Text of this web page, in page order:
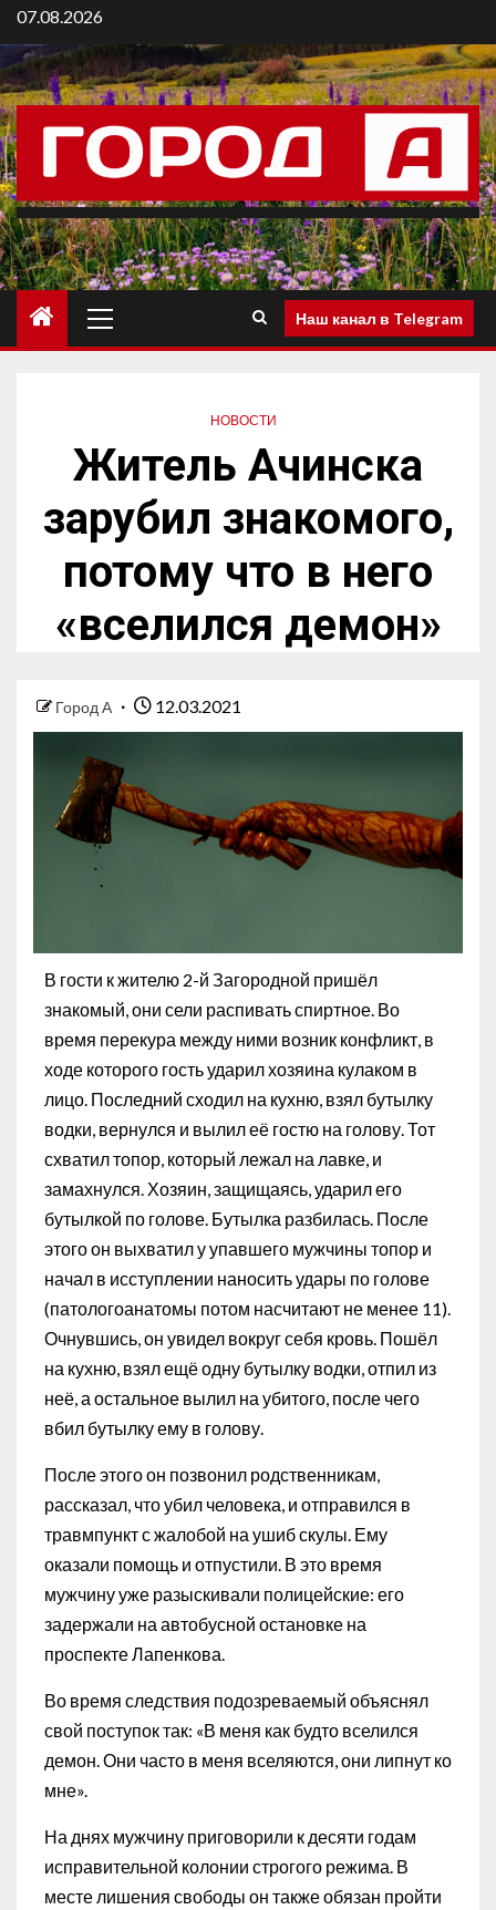
07.08.2026
Наш канал в Telegram
НОВОСТИ
Житель Ачинска
зарубил знакомого,
потому что в него
«вселился демон»
Город А 12.03.2021
В гости к жителю 2-й Загородной пришёл
знакомый, они сели распивать спиртное. Во
время перекура между ними возник конфликт, в
ходе которого гость ударил хозяина кулаком в
лицо. Последний сходил на кухню, взял бутылку
водки, вернулся и вылил её гостю на голову. Тот
схватил топор, который лежал на лавке, и
замахнулся. Хозяин, защищаясь, ударил его
бутылкой по голове. Бутылка разбилась. После
этого он выхватил у упавшего мужчины топор и
начал в исступлении наносить удары по голове
(патологоанатомы потом насчитают не менее 11).
Очнувшись, он увидел вокруг себя кровь. Пошёл
на кухню, взял ещё одну бутылку водки, отпил из
неё, а остальное вылил на убитого, после чего
вбил бутылку ему в голову.
После этого он позвонил родственникам,
рассказал, что убил человека, и отправился в
травмпункт с жалобой на ушиб скулы. Ему
оказали помощь и отпустили. В это время
мужчину уже разыскивали полицейские: его
задержали на автобусной остановке на
проспекте Лапенкова.
Во время следствия подозреваемый объяснял
свой поступок так: «В меня как будто вселился
демон. Они часто в меня вселяются, они липнут ко
мне».
На днях мужчину приговорили к десяти годам
исправительной колонии строгого режима. В
месте лишения свободы он также обязан пройти